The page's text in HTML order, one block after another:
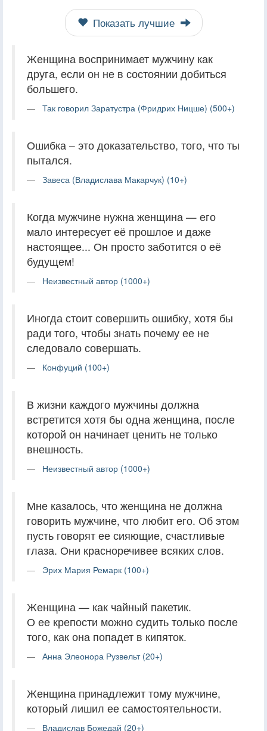
Показать лучшие
Женщина воспринимает мужчину как
друга, если он не в состоянии добиться
большего.
Так говорил Заратустра (Фридрих Ницше) (500+)
Ошибка – это доказательство, того, что ты
пытался.
Завеса (Владислава Макарчук) (10+)
Когда мужчине нужна женщина — его
мало интересует её прошлое и даже
настоящее... Он просто заботится о её
будущем!
Неизвестный автор (1000+)
Иногда стоит совершить ошибку, хотя бы
ради того, чтобы знать почему ее не
следовало совершать.
Конфуций (100+)
В жизни каждого мужчины должна
встретится хотя бы одна женщина, после
которой он начинает ценить не только
внешность.
Неизвестный автор (1000+)
Мне казалось, что женщина не должна
говорить мужчине, что любит его. Об этом
пусть говорят ее сияющие, счастливые
глаза. Они красноречивее всяких слов.
Эрих Мария Ремарк (100+)
Женщина — как чайный пакетик.
О ее крепости можно судить только после
того, как она попадет в кипяток.
Анна Элеонора Рузвельт (20+)
Женщина принадлежит тому мужчине,
который лишил ее самостоятельности.
Владислав Божедай (20+)